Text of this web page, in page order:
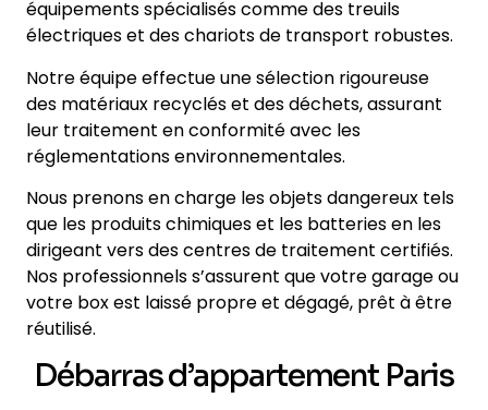
équipements spécialisés comme des treuils
électriques et des chariots de transport robustes.
Notre équipe effectue une sélection rigoureuse
des matériaux recyclés et des déchets, assurant
leur traitement en conformité avec les
réglementations environnementales.
Nous prenons en charge les objets dangereux tels
que les produits chimiques et les batteries en les
dirigeant vers des centres de traitement certifiés.
Nos professionnels s’assurent que votre garage ou
votre box est laissé propre et dégagé, prêt à être
réutilisé.
Débarras d’appartement Paris